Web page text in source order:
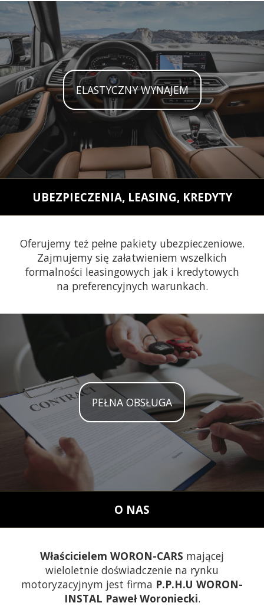
ELASTYCZNY WYNAJEM
UBEZPIECZENIA, LEASING, KREDYTY
PEŁNA OBSŁUGA
Oferujemy też pełne pakiety ubezpieczeniowe.
Zajmujemy się załatwieniem wszelkich
formalności leasingowych jak i kredytowych
na preferencyjnych warunkach.
O NAS
Właścicielem WORON-CARS mającej
wieloletnie doświadczenie na rynku
motoryzacyjnym jest firma P.P.H.U WORON-
INSTAL Paweł Woroniecki.